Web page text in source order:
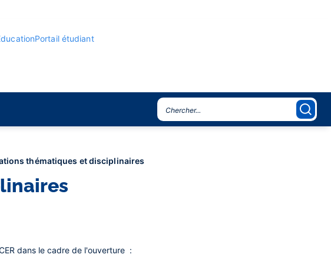
Portail étudiant
thématiques et disciplinaires
dans le cadre de l'ouverture :